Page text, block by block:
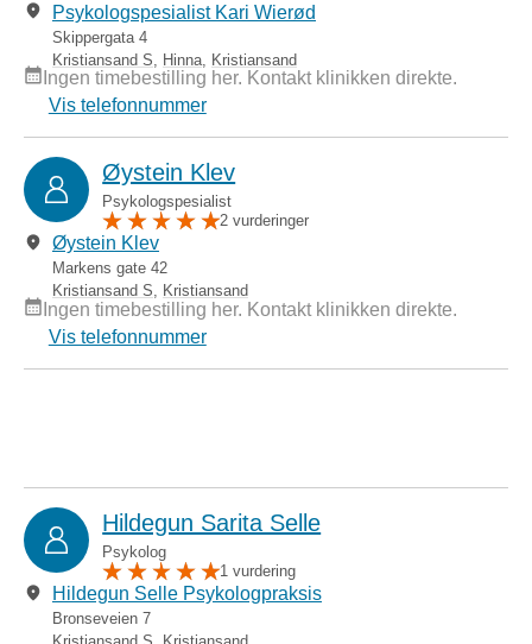
Psykologspesialist Kari Wierød
Skippergata 4
Kristiansand S
Hinna Kristiansand
Ingen timebestilling her. Kontakt klinikken direkte.
Vis telefonnummer
Øystein Klev
Psykologspesialist
2 vurderinger
Øystein Klev
Markens gate 42
Kristiansand S, Kristiansand
Ingen timebestilling her. Kontakt klinikken direkte.
Vis telefonnummer
Hildegun Sarita Selle
Psykolog
1 vurdering
Hildegun Selle Psykologpraksis
Bronseveien 7